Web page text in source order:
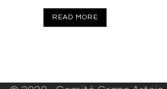
READ MORE